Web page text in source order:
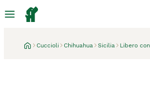
Cuccioli Chihuahua Sicilia Libero